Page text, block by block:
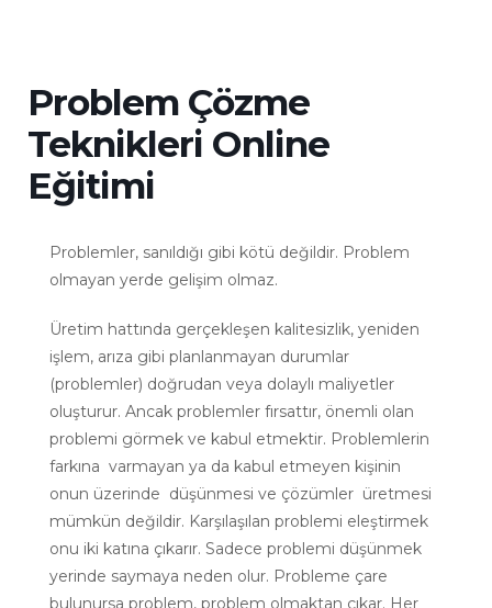
Problem Çözme
Teknikleri Online
Eğitimi
Problemler, sanıldığı gibi kötü değildir. Problem
olmayan yerde gelişim olmaz.
Üretim hattında gerçekleşen kalitesizlik, yeniden
işlem, arıza gibi planlanmayan durumlar
(problemler) doğrudan veya dolaylı maliyetler
oluşturur. Ancak problemler fırsattır, önemli olan
problemi görmek ve kabul etmektir. Problemlerin
farkına varmayan ya da kabul etmeyen kişinin
onun üzerinde düşünmesi ve çözümler üretmesi
mümkün değildir. Karşılaşılan problemi eleştirmek
onu iki katına çıkarır. Sadece problemi düşünmek
yerinde saymaya neden olur. Probleme çare
bulunursa problem, problem olmaktan çıkar. Her